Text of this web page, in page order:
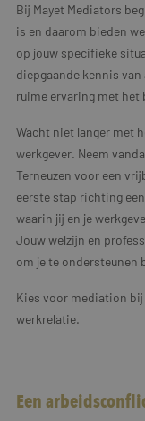
Bij Mayet Mediators
is en daarom bieden
op jouw specifieke
diepgaande kennis
ruime ervaring met
Wacht niet langer met
werkgever. Neem
Terneuzen voor een
eerste stap richting
waarin jij en je
Jouw welzijn en
om je te ondersteunen
Kies voor mediation bij
werkrelatie.
Een